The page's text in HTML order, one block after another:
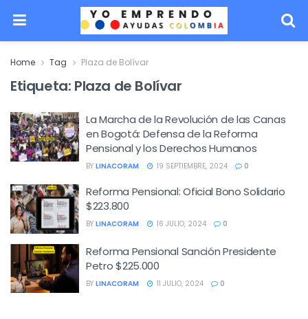
Home Tag Plaza de Bolívar
Etiqueta: Plaza de Bolívar
La Marcha de la Revolución de las Canas
en Bogotá: Defensa de la Reforma
Pensional y los Derechos Humanos
BY LINACORAM 19 SEPTIEMBRE, 2024 0
Reforma Pensional: Oficial Bono Solidario
$223.800
BY LINACORAM 16 JULIO, 2024 0
Reforma Pensional Sanción Presidente
Petro $225.000
BY LINACORAM 11 JULIO, 2024 0